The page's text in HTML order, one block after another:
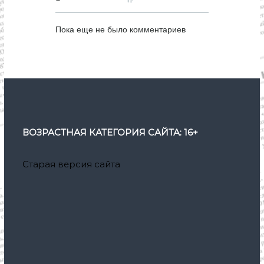
и
с
Пока еще не было комментариев
ВОЗРАСТНАЯ КАТЕГОРИЯ САЙТА: 16+
Старая версия сайта